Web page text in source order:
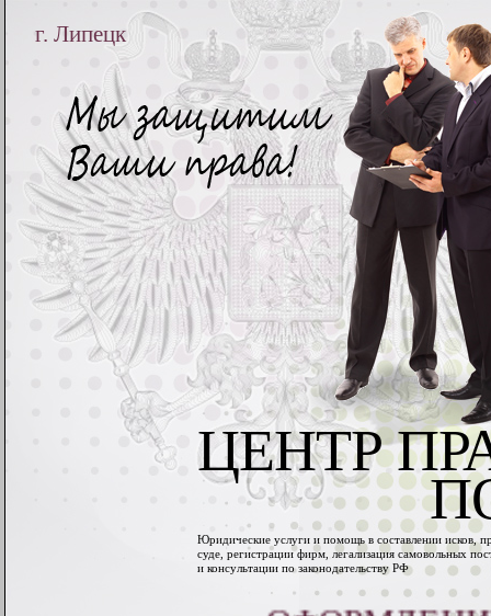
г. Липецк
ЦЕНТР
Юридические услуги и помощь в составлении исков,
суде, регистрации фирм, легализация самовольных
и консультации по законодательству РФ